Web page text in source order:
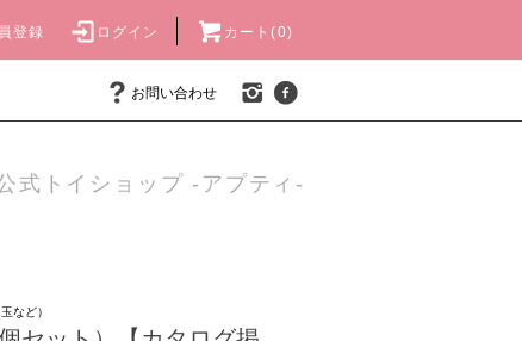
登録 ログイン カート(0)
お問い合わせ
式トイショップ -アプティ-
など）